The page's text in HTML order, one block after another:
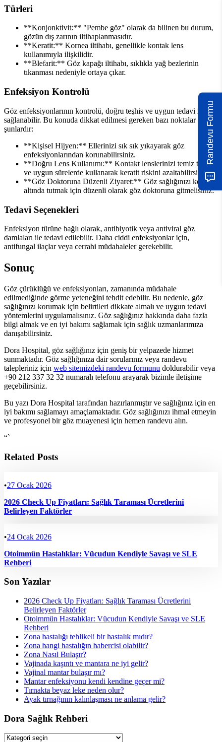
Türleri
**Konjonktivit:** "Pembe göz" olarak da bilinen bu durum,
gözün dış zarının iltihaplanmasıdır.
**Keratit:** Kornea iltihabı, genellikle kontak lens
kullanımıyla ilişkilidir.
**Blefarit:** Göz kapağı iltihabı, sıklıkla yağ bezlerinin
tıkanması nedeniyle ortaya çıkar.
Enfeksiyon Kontrolü
Göz enfeksiyonlarının kontrolü, doğru teşhis ve uygun tedavi ile
sağlanabilir. Bu konuda dikkat edilmesi gereken bazı noktalar
şunlardır:
**Kişisel Hijyen:** Ellerinizi sık sık yıkayarak göz
enfeksiyonlarından korunabilirsiniz.
**Doğru Lens Kullanımı:** Kontakt lenslerinizi temiz tutarak
ve uygun sürelerde kullanarak keratit riskini azaltabilirsiniz.
**Göz Doktoruna Düzenli Ziyaret:** Göz sağlığınızı kontrol
altında tutmak için düzenli olarak göz doktoruna gitmelisiniz.
Tedavi Seçenekleri
Enfeksiyon türüne bağlı olarak, antibiyotik veya antiviral göz
damlaları ile tedavi edilebilir. Daha ciddi enfeksiyonlar için,
antifungal ilaçlar veya cerrahi müdahaleler gerekebilir.
Sonuç
Göz çürüklüğü ve enfeksiyonları, zamanında müdahale
edilmediğinde görme yeteneğini tehdit edebilir. Bu nedenle, göz
sağlığınızı korumak için belirtileri dikkate almalı ve uygun tedavi
yöntemlerini uygulamalısınız. Göz sağlığınız hakkında daha fazla
bilgi almak ve en iyi bakımı sağlamak için sağlık uzmanlarımıza
danışabilirsiniz.
Dora Hospital, göz sağlığınız için geniş bir yelpazede hizmet
sunmaktadır. Göz sağlığınıza dair sorularınız veya randevu
talepleriniz için web sitemizdeki randevu formunu doldurabilir veya
+90 212 337 32 32 numaralı telefonu arayarak bizimle iletişime
geçebilirsiniz.
Bu yazı Dora Hospital tarafından hazırlanmıştır ve sağlığınız için en
iyi bakımı sağlamayı amaçlamaktadır. Göz sağlığınızı ihmal etmeyin
ve profesyonel bir göz muayenesi için hemen randevu alın.
“`
Related Posts
•27 Ocak 2026
2026 Check Up Fiyatları: Sağlık Taraması Ücretlerini
Belirleyen Faktörler
•24 Ocak 2026
Otoimmün Hastalıklar: Vücudun Kendiyle Savaşı ve SLE
Rehberi
Son Yazılar
2026 Check Up Fiyatları: Sağlık Taraması Ücretlerini
Belirleyen Faktörler
Otoimmün Hastalıklar: Vücudun Kendiyle Savaşı ve SLE
Rehberi
Zona hastalığı tehlikeli bir hastalık mıdır?
Zona hangi hastalığın habercisi olabilir?
Zona Nasıl Bulaşır?
Vajinada kaşıntı ve mantara ne iyi gelir?
Vajinal mantar bulaşır mı?
Mantar enfeksiyonu kendi kendine geçer mi?
Tırnakta beyaz leke neden olur?
Ayak tırnağının kalınlaşması ne anlama gelir?
Dora Sağlık Rehberi
Dora
Randevu Formu